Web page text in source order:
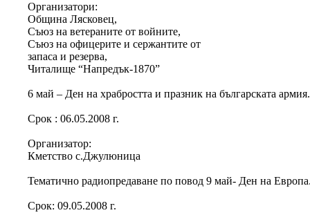
Организатори:
Община Лясковец,
Съюз на ветераните от войните,
Съюз на офицерите и сержантите от
запаса и резерва,
Читалище “Напредък-1870”
6 май – Ден на храбростта и празник на българската армия.
Срок : 06.05.2008 г.
Организатор:
Кметство с.Джулюница
Тематично радиопредаване по повод 9 май- Ден на
Срок: 09.05.2008 г.